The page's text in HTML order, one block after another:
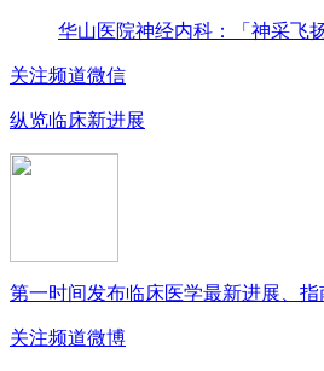
华山医院神经内科：「神采飞
关注频道微信
纵览临床新进展
第一时间发布临床医学最新进展、
关注频道微博